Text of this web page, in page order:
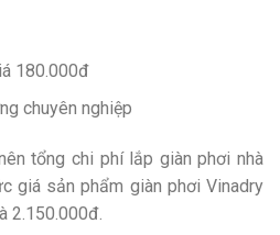
180.000đ
chuyên nghiệp
tổng chi phí lắp giàn phơi nhà
giá sản phẩm giàn phơi Vinadry
2.150.000đ.